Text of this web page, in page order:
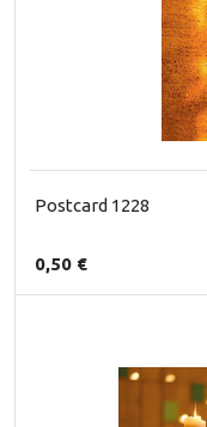
Postcard 1228
0,50 €